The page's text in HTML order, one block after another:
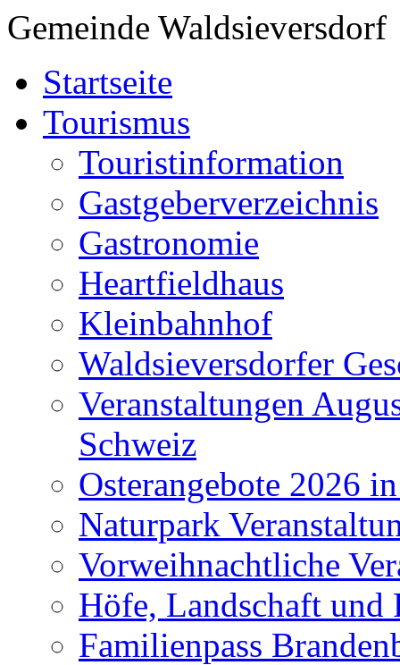
Gemeinde Waldsieversdorf
Startseite
Tourismus
Touristinformation
Gastgeberverzeichnis
Gastronomie
Heartfieldhaus
Kleinbahnhof
Waldsieversdorfer
Veranstaltungen
Schweiz
Osterangebote 2026
Naturpark
Vorweihnachtliche
Höfe, Landschaft und
Familienpass